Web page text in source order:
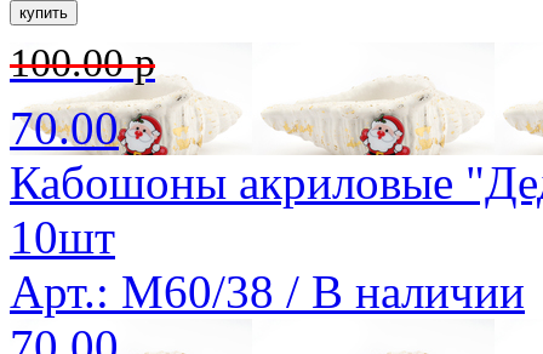
100.00 р
70.00
Кабошоны акриловые
10шт
Арт.: M60/38 / В наличии